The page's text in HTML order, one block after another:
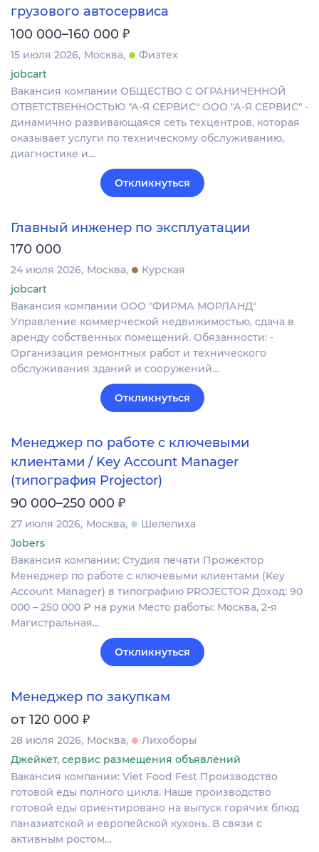
грузового автосервиса
100 000–160 000 ₽
15 июля 2026 Москва
Физтех
jobcart
Вакансия компании ОБЩЕСТВО С ОГРАНИЧЕННОЙ
ОТВЕТСТВЕННОСТЬЮ "А-Я СЕРВИС" ООО "А‐Я СЕРВИС" -
динамично развивающаяся сеть техцентров, которая
оказывает услуги по техническому обслуживанию,
диагностике и…
Откликнуться
Главный инженер по эксплуатации
170 000
24 июля 2026 Москва
Курская
jobcart
Вакансия компании ООО "ФИРМА МОРЛАНД"
Управление коммерческой недвижимостью, сдача в
аренду собственных помещений. Обязанности: -
Организация ремонтных работ и технического
обслуживания зданий и сооружений…
Откликнуться
Менеджер по работе с ключевыми
клиентами / Key Account Manager
(типография Projector)
90 000–250 000 ₽
27 июля 2026 Москва
Шелепиха
Jobers
Вакансия компании: Студия печати Прожектор
Менеджер по работе с ключевыми клиентами (Key
Account Manager) в типографию PROJECTOR Доход: 90
000 – 250 000 ₽ на руки Место работы: Москва, 2-я
Магистральная…
Откликнуться
Менеджер по закупкам
от 120 000 ₽
28 июля 2026 Москва
Лихоборы
Джейкет, сервис размещения объявлений
Вакансия компании: Viet Food Fest Производство
готовой еды полного цикла. Наше производство
готовой еды ориентировано на выпуск горячих блюд
паназиатской и европейской кухонь. В связи с
активным ростом…